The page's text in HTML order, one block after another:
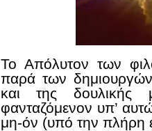
Το Απόλυτον των
παρά των
και της
φανταζόμενον υπ’
μη-όν (υπό την πλήρη